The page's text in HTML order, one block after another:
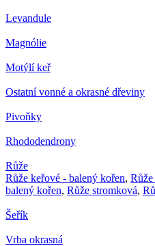
Levandule
Magnólie
Motýlí keř
Ostatní vonné a okrasné dřeviny
Pivoňky
Rhododendrony
Růže
Růže keřové - balený kořen,
balený kořen, Růže stromková,
Šeřík
Vrba okrasná